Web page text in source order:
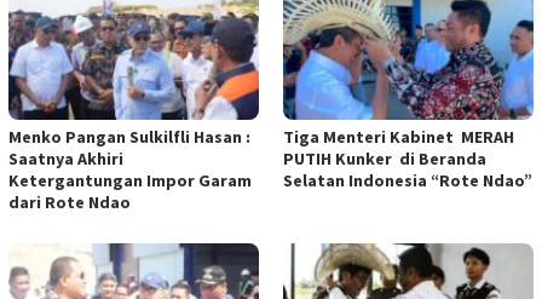
Menko Pangan Sulkilfli Hasan :
Saatnya Akhiri
Ketergantungan Impor Garam
dari Rote Ndao
Tiga Menteri Kabinet MERAH
PUTIH Kunker di Beranda
Selatan Indonesia “Rote Ndao”